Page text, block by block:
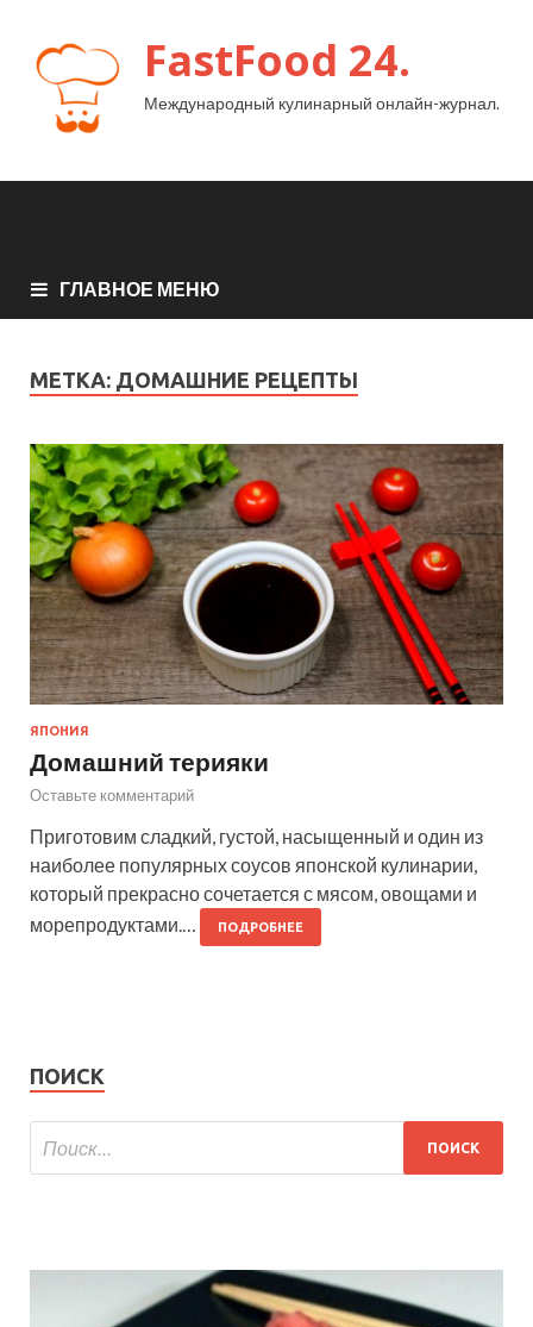
FastFood 24.
Международный кулинарный онлайн-журнал.
ГЛАВНОЕ МЕНЮ
МЕТКА: ДОМАШНИЕ РЕЦЕПТЫ
ЯПОНИЯ
Домашний терияки
Оставьте комментарий
Приготовим сладкий, густой, насыщенный и один из
наиболее популярных соусов японской кулинарии,
который прекрасно сочетается с мясом, овощами и
морепродуктами.…
ПОДРОБНЕЕ
ПОИСК